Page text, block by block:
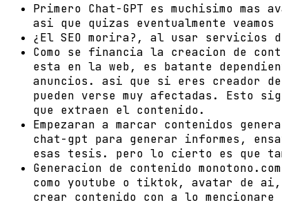
Primero Chat-GPT es muchisimo
asi que quizas eventualmente
¿El SEO morira?, al usar servicios
Como se financia la creacion de
esta en la web, es batante
anuncios. asi que si eres creador
pueden verse muy afectadas. Esto
que extraen el contenido.
Empezaran a marcar contenidos
chat-gpt para generar informes,
esas tesis. pero lo cierto es que
Generacion de contenido
como youtube o tiktok, avatar de
crear contenido con a lo